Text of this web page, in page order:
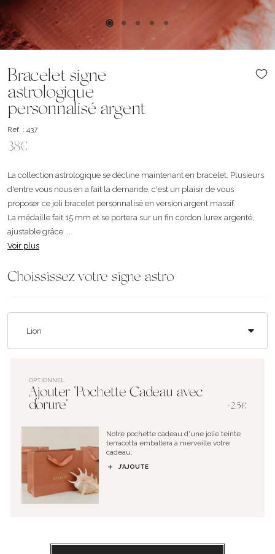
Bracelet signe
astrologique
personnalisé argent
Ref. : 437
38€
La collection astrologique se décline maintenant en bracelet. Plusieurs
d'entre vous nous en a fait la demande, c'est un plaisir de vous
proposer ce joli bracelet personnalisé en version argent massif.
La médaille fait 15 mm et se portera sur un fin cordon lurex argenté,
ajustable grâce ...
Voir plus
Choississez votre signe astro
OPTIONNEL
Ajouter "Pochette Cadeau avec
dorure"
+2.5€
Notre pochette cadeau d'une jolie teinte
terracotta emballera à merveille votre
cadeau.
J’AJOUTE